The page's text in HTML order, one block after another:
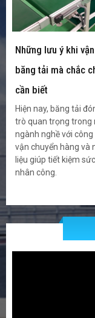
Những lưu ý khi
băng tải mà chắc
cần biết
Hiện nay, băng tải
trò quan trọng trong
ngành nghề với công
vận chuyển hàng và
liệu giúp tiết kiệm
nhân công.